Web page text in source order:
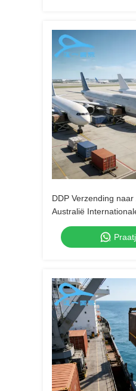
DDP Verzending
Australië
Luchtvervoersdienst